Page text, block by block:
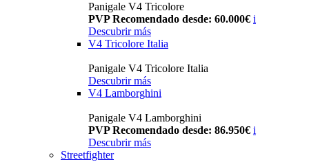
Panigale V4 Tricolore
PVP Recomendado desde: 60.000€ i
Descubrir más
V4 Tricolore Italia
Panigale V4 Tricolore Italia
Descubrir más
V4 Lamborghini
Panigale V4 Lamborghini
PVP Recomendado desde: 86.950€ i
Descubrir más
Streetfighter